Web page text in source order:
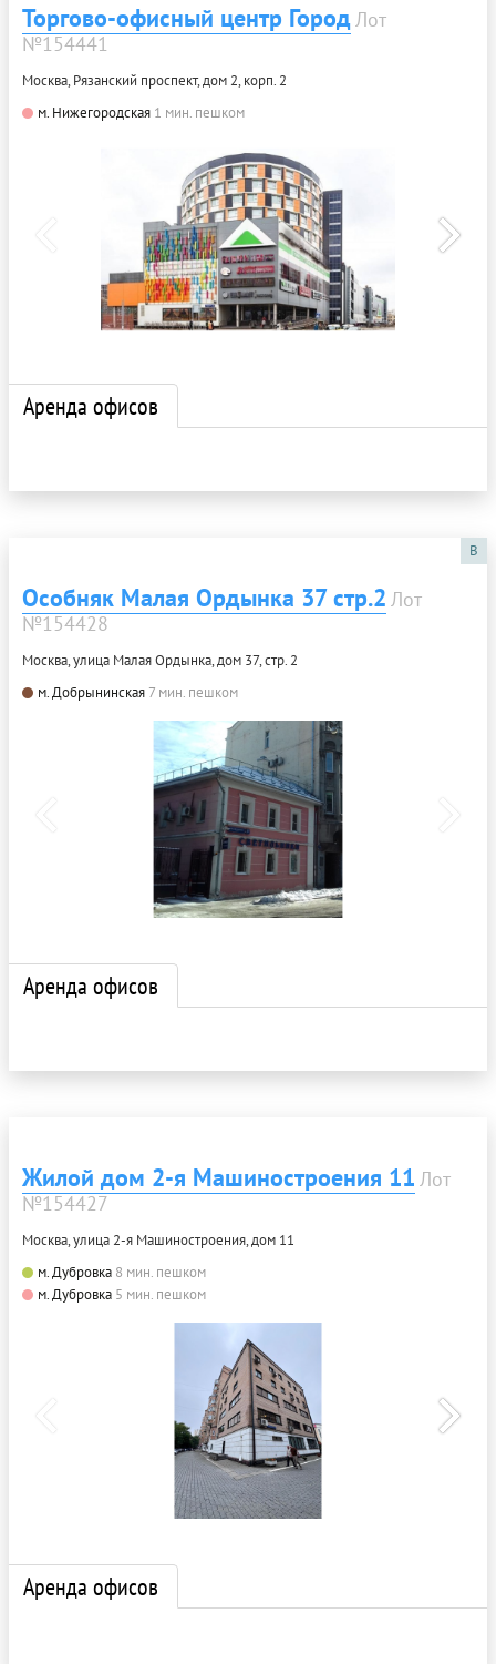
Торгово-офисный центр ГородЛот
№154441
Москва, Рязанский проспект, дом 2, корп. 2
м. Нижегородская 1 мин. пешком
Аренда офисов
B
Особняк Малая Ордынка 37 стр.2 Лот
№154428
Москва, улица Малая Ордынка, дом 37, стр. 2
м. Добрынинская 7 мин. пешком
Аренда офисов
Жилой дом 2-я Машиностроения 11 Лот
№154427
Москва, улица 2-я Машиностроения, дом 11
м. Дубровка 8 мин. пешком
м. Дубровка 5 мин. пешком
Аренда офисов